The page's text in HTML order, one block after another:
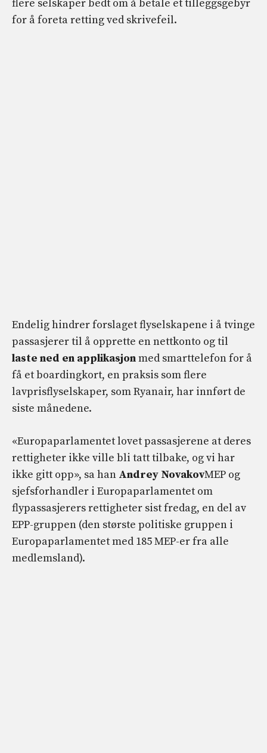
flere selskaper bedt om å betale et tilleggsgebyr
for å foreta retting ved skrivefeil.
Endelig hindrer forslaget flyselskapene i å tvinge
passasjerer til å opprette en nettkonto og til
laste ned en applikasjonmed smarttelefon for å
få et boardingkort, en praksis som flere
lavprisflyselskaper, som Ryanair, har innført de
siste månedene.
«Europaparlamentet lovet passasjerene at deres
rettigheter ikke ville bli tatt tilbake, og vi har
ikke gitt opp», sa han Andrey NovakovMEP og
sjefsforhandler i Europaparlamentet om
flypassasjerers rettigheter sist fredag, en del av
EPP-gruppen (den største politiske gruppen i
Europaparlamentet med 185 MEP-er fra alle
medlemsland).